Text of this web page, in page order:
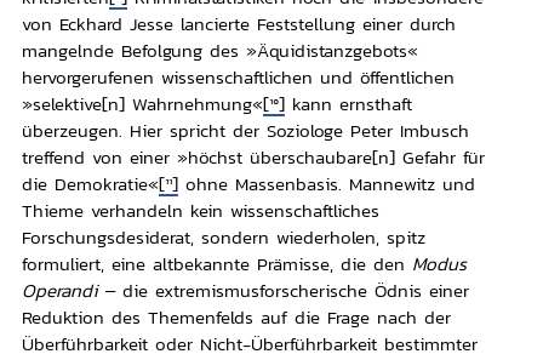
von Eckhard Jesse lancierte Feststellung einer durch
mangelnde Befolgung des »Äquidistanzgebots«
hervorgerufenen wissenschaftlichen und öffentlichen
»selektive[n] Wahrnehmung«[10]kann ernsthaft
überzeugen. Hier spricht der Soziologe Peter Imbusch
treffend von einer »höchst überschaubare[n] Gefahr für
die Demokratie«[11]ohne Massenbasis. Mannewitz und
Thieme verhandeln kein wissenschaftliches
Forschungsdesiderat, sondern wiederholen, spitz
formuliert, eine altbekannte Prämisse, die den Modus
Operandi– die extremismusforscherische Ödnis einer
Reduktion des Themenfelds auf die Frage nach der
Überführbarkeit oder Nicht-Überführbarkeit bestimmter